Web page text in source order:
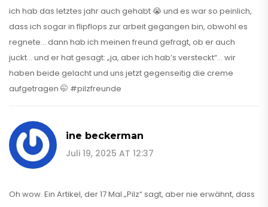
ich hab das letztes jahr auch gehabt 😭 und es war so peinlich,
dass ich sogar in flipflops zur arbeit gegangen bin, obwohl es
regnete… dann hab ich meinen freund gefragt, ob er auch
juckt… und er hat gesagt: „ja, aber ich hab’s versteckt“… wir
haben beide gelacht und uns jetzt gegenseitig die creme
aufgetragen 🤭 #pilzfreunde
ine beckerman
Juli 19, 2025 AT 12:37
Oh wow. Ein Artikel, der 17 Mal „Pilz“ sagt, aber nie erwähnt, dass